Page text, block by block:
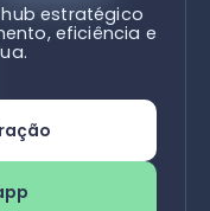
estratégico
eficiência e